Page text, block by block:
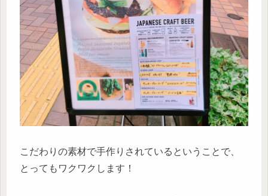
こだわりの素材で手作りされているということで、
とってもワクワクします！